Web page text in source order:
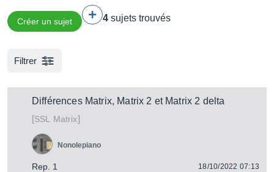
Créer un sujet 4 sujets trouvés
Filtrer
Différences Matrix, Matrix 2 et Matrix 2 delta
[SSL Matrix]
Rep. 1
Nonolepiano
18/10/2022 07:13